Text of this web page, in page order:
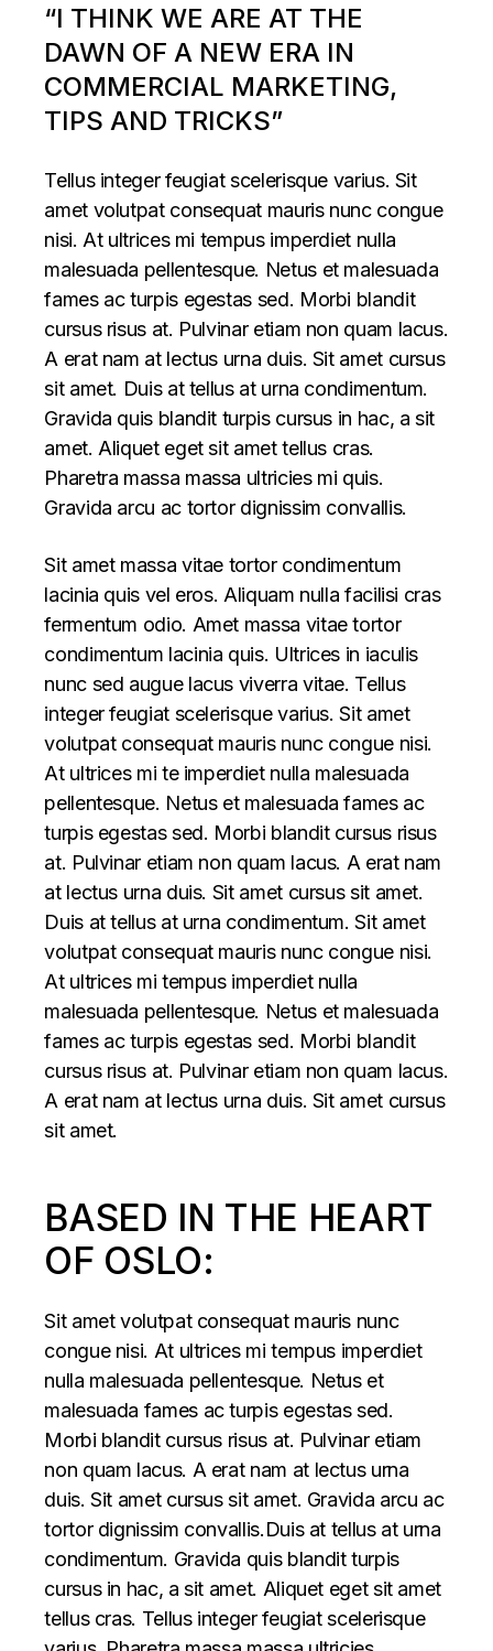
“I THINK WE ARE AT THE
DAWN OF A NEW ERA IN
COMMERCIAL MARKETING,
TIPS AND TRICKS”
Tellus integer feugiat scelerisque varius. Sit
amet volutpat consequat mauris nunc congue
nisi. At ultrices mi tempus imperdiet nulla
malesuada pellentesque. Netus et malesuada
fames ac turpis egestas sed. Morbi blandit
cursus risus at. Pulvinar etiam non quam lacus.
A erat nam at lectus urna duis. Sit amet cursus
sit amet. Duis at tellus at urna condimentum.
Gravida quis blandit turpis cursus in hac, a sit
amet. Aliquet eget sit amet tellus cras.
Pharetra massa massa ultricies mi quis.
Gravida arcu ac tortor dignissim convallis.
Sit amet massa vitae tortor condimentum
lacinia quis vel eros. Aliquam nulla facilisi cras
fermentum odio. Amet massa vitae tortor
condimentum lacinia quis. Ultrices in iaculis
nunc sed augue lacus viverra vitae. Tellus
integer feugiat scelerisque varius. Sit amet
volutpat consequat mauris nunc congue nisi.
At ultrices mi te imperdiet nulla malesuada
pellentesque. Netus et malesuada fames ac
turpis egestas sed. Morbi blandit cursus risus
at. Pulvinar etiam non quam lacus. A erat nam
at lectus urna duis. Sit amet cursus sit amet.
Duis at tellus at urna condimentum. Sit amet
volutpat consequat mauris nunc congue nisi.
At ultrices mi tempus imperdiet nulla
malesuada pellentesque. Netus et malesuada
fames ac turpis egestas sed. Morbi blandit
cursus risus at. Pulvinar etiam non quam lacus.
A erat nam at lectus urna duis. Sit amet cursus
sit amet.
BASED IN THE HEART
OF OSLO:
Sit amet volutpat consequat mauris nunc
congue nisi. At ultrices mi tempus imperdiet
nulla malesuada pellentesque. Netus et
malesuada fames ac turpis egestas sed.
Morbi blandit cursus risus at. Pulvinar etiam
non quam lacus. A erat nam at lectus urna
duis. Sit amet cursus sit amet. Gravida arcu ac
tortor dignissim convallis.Duis at tellus at urna
condimentum. Gravida quis blandit turpis
cursus in hac, a sit amet. Aliquet eget sit amet
tellus cras. Tellus integer feugiat scelerisque